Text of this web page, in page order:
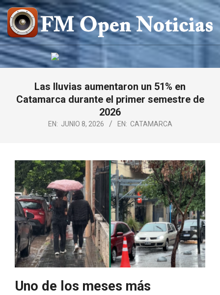
Saltar
al
contenido
FM
OPEN
NOTICIAS
Las lluvias aumentaron un 51% en
Catamarca durante el primer semestre de
2026
EN: JUNIO 8, 2026 EN: CATAMARCA
Uno de los meses más